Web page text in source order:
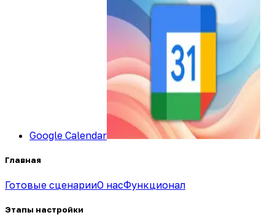
Google Calendar
Главная
Готовые сценарииО насФункционал
Этапы настройки